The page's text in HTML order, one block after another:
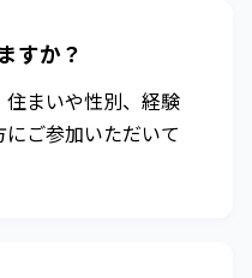
すか？
住まいや性別、経験
ご参加いただいて